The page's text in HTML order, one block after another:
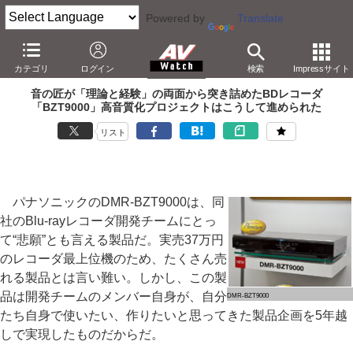
Powered by Translate
カテゴリ ログイン 検索 Impressサイト
本田雅一のAV Trends
音の匠が「理論と経験」の両面から突き詰めたBDレコーダ
「BZT9000」高音質化プロジェクトはこうして進められた
リスト
DMR-BZT9000
パナソニックのDMR-BZT9000は、同
社のBlu-rayレコーダ開発チームにとっ
て“悲願”とも言える製品だ。実売37万円
のレコーダ最上位機のため、たくさん売
れる製品とは言い難い。しかし、この製
品は開発チームのメンバー自身が、自分
たち自身で使いたい、作りたいと思ってきた製品企画を5年越
しで実現したものだからだ。